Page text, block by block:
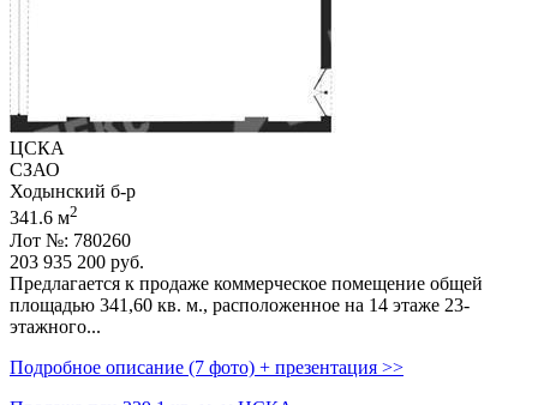
ЦСКА
СЗАО
Ходынский б-р
341.6 м2
Лот №: 780260
203 935 200 руб.
Предлагается к продаже коммерческое помещение общей
площадью 341,­60 кв. м.,­ расположенное на 14 этаже 23-
этажного...
Подробное описание (7 фото) + презентация >>